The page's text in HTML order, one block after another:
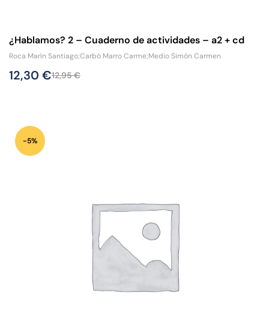
¿Hablamos? 2 – Cuaderno de actividades – a2 + cd
Roca Marín Santiago;Carbó Marro Carme;Medio Simón Carmen
12,95€
12,30 €
-5%